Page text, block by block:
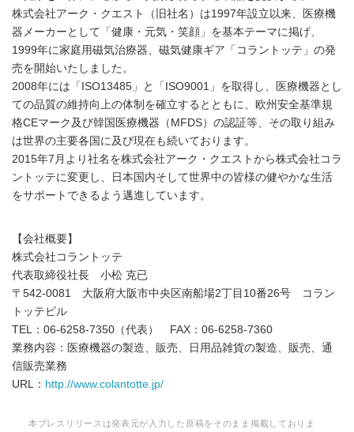
株式会社アーク・クエスト（旧社名）は1997年設立以来、医療機
器メーカーとして「健康・元気・笑顔」を基本テーマに掲げ、
1999年に家庭用磁気治療器、磁気健康ギア「コラントッテ」の発
売を開始いたしました。
2008年には「ISO13485」と「ISO9001」を取得し、医療機器とし
ての品質の維持向上の体制を確立するとともに、欧州安全基準規
格CEマーク及び韓国医療機器（MFDS）の認証等、その取り組み
は世界の主要各国に及び現在も続いております。
2015年7月より社名を株式会社アーク・クエストから株式会社コラ
ントッテに変更し、日本国内そして世界中の皆様の健やかな生活
をサポートできるよう邁進しています。
【会社概要】
株式会社コラントッテ
代表取締役社長 小松 克已
〒542-0081 大阪府大阪市中央区南船場2丁目10番26号 コラン
トッテビル
TEL：06-6258-7350（代表） FAX：06-6258-7360
業務内容：医療機器の製造、販売、日用品雑貨の製造、販売、通
信販売業務
URL： http://www.colantotte.jp/
本プレスリリースは発表元が入力した原稿をそのまま掲載しておりま